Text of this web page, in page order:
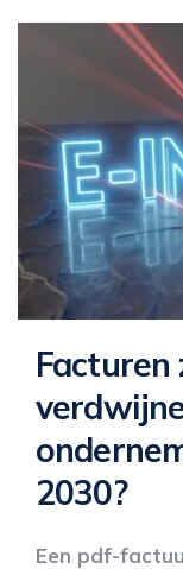
Facturen
2030?
Een pdf-